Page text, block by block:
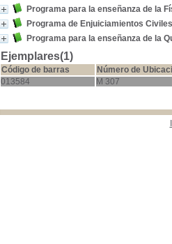
Programa para la enseñanza de la
Programa de Enjuiciamientos
Programa para la enseñanza de la
Ejemplares(1)
Código de barras
Número de
013584
M 307